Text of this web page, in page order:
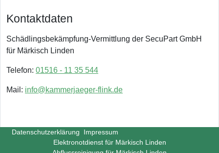
Kontaktdaten
Schädlingsbekämpfung-Vermittlung der SecuPart GmbH
für Märkisch Linden
Telefon: 01516 - 11 35 544
Mail: info@kammerjaeger-flink.de
Datenschutzerklärung
Impressum
Elektronotdienst für Märkisch Linden